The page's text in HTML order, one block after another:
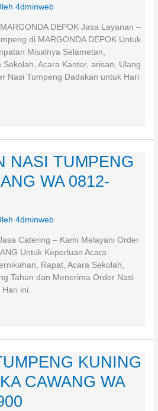
4dminweb
DEPOK Jasa Layanan –
di MARGONDA DEPOK Untuk
Misalnya Selametan,
Sekolah, Acara Kantor, arisan, Ulang
Nasi Tumpeng Dadakan untuk Hari
NASI TUMPENG
WA 0812-
4dminweb
Catering – Kami Melayani Order
Untuk Keperluan Acara
Rapat, Acara Sekolah,
Tahun dan Menerima Order Nasi
ini.
KUNING
CAWANG WA